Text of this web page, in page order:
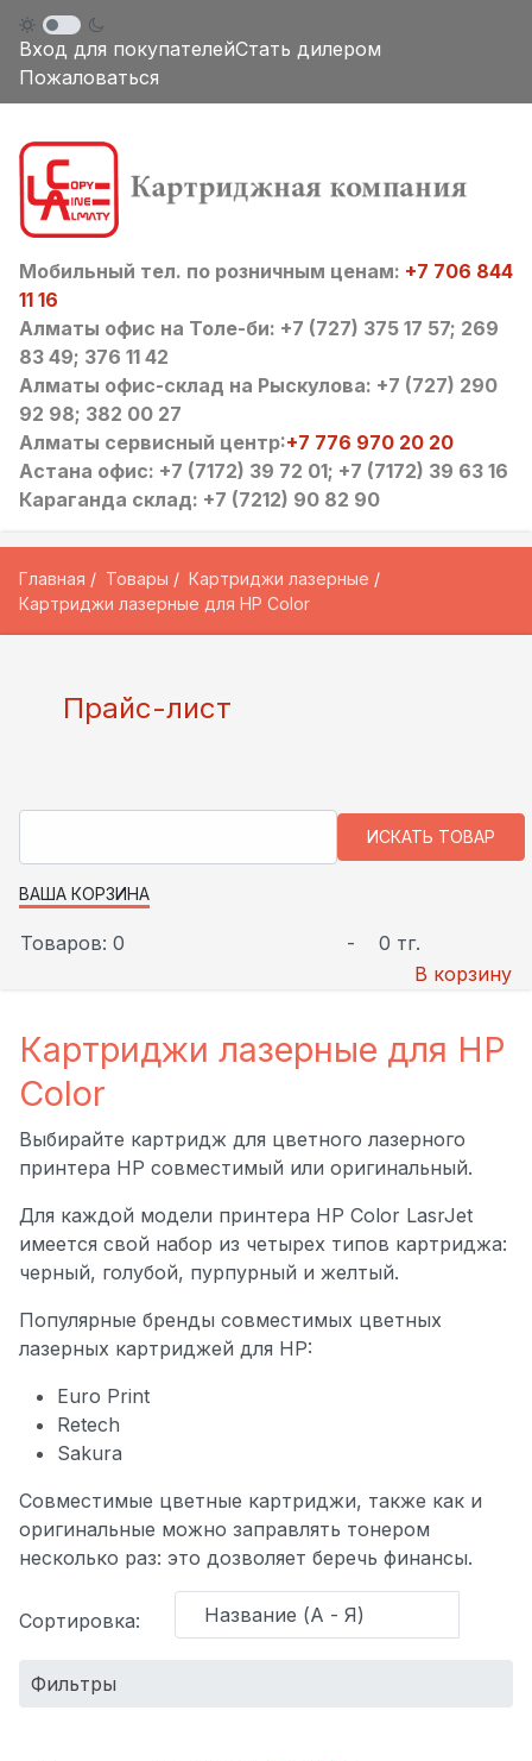
Вход для покупателейСтать дилером
Пожаловаться
Мобильный тел. по розничным ценам: +7 706 844
11 16
Алматы офис на Толе-би: +7 (727) 375 17 57; 269
83 49; 376 11 42
Алматы офис-склад на Рыскулова: +7 (727) 290
92 98; 382 00 27
Алматы сервисный центр:+7 776 970 20 20
Астана офис: +7 (7172) 39 72 01; +7 (7172) 39 63 16
Караганда склад: +7 (7212) 90 82 90
Главная Товары
Картриджи лазерные
Картриджи лазерные для HP Color
Прайс-лист
ВАША КОРЗИНА
Товаров: 0 -
0 тг.
В корзину
Картриджи лазерные для HP
Color
Выбирайте картридж для цветного лазерного
принтера HP совместимый или оригинальный.
Для каждой модели принтера HP Color LasrJet
имеется свой набор из четырех типов картриджа:
черный, голубой, пурпурный и желтый.
Популярные бренды совместимых цветных
лазерных картриджей для HP:
Euro Print
Retech
Sakura
Совместимые цветные картриджи, также как и
оригинальные можно заправлять тонером
несколько раз: это дозволяет беречь финансы.
Сортировка:
Фильтры